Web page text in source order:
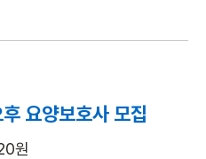
요양보호사 모집
원